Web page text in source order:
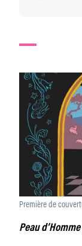
Première de
Peau d’Homme